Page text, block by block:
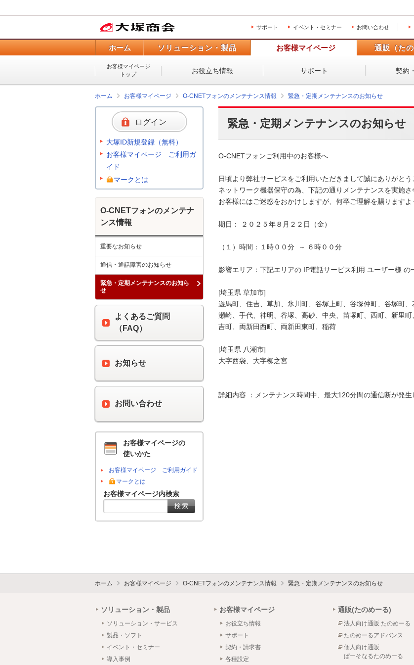
サポート イベント・セミナー お問い合わせ
ホーム ソリューション・製品 お客様マイページ 通販（たの
お客様マイページ
トップ
お役立ち情報 サポート 契約
ホーム お客様マイページ O-CNETフォンのメンテナンス情報 緊急・定期メンテナンスのお知らせ
緊急・定期メンテナンスのお知らせ
O-CNETフォンご利用中のお客様へ
日頃より弊社サービスをご利用いただきまして誠にありがとう
ネットワーク機器保守の為、下記の通りメンテナンスを実施さ
お客様にはご迷惑をおかけしますが、何卒ご理解を賜りますよ
期日： ２０２５年８月２２日（金）
（１）時間：１時００分  ～ ６時００分
影響エリア：下記エリアの IP電話サービス利用 ユーザー様 の
[埼玉県 草加市]
遊馬町、住吉、草加、氷川町、谷塚上町、谷塚仲町、谷塚町、
瀬崎、手代、神明、谷塚、高砂、中央、苗塚町、西町、新里町
吉町、両新田西町、両新田東町、稲荷
[埼玉県 八潮市]
大字西袋、大字柳之宮
詳細内容 ：メンテナンス時間中、最大120分間の通信断が発生
ログイン
大塚ID新規登録（無料）
お客様マイページ ご利用ガ
イド
マークとは
O-CNETフォンのメンテナ
ンス情報
重要なお知らせ
通信・通話障害のお知らせ
緊急・定期メンテナンスのお知ら
せ
よくあるご質問
（FAQ）
お知らせ
お問い合わせ
お客様マイページの
使いかた
お客様マイページ ご利用ガイド
マークとは
お客様マイページ内検索
ホーム お客様マイページ O-CNETフォンのメンテナンス情報 緊急・定期メンテナンスのお知らせ
ソリューション・製品
ソリューション・サービス
製品・ソフト
イベント・セミナー
導入事例
お客様マイページ
お役立ち情報
サポート
契約・請求書
各種設定
通販(たのめーる)
法人向け通販 たのめーる
たのめーるアドバンス
個人向け通販
ぱーそなるたのめーる